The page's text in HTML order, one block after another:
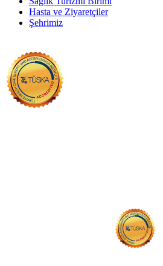
Hasta ve Ziyaretçiler
Şehrimiz